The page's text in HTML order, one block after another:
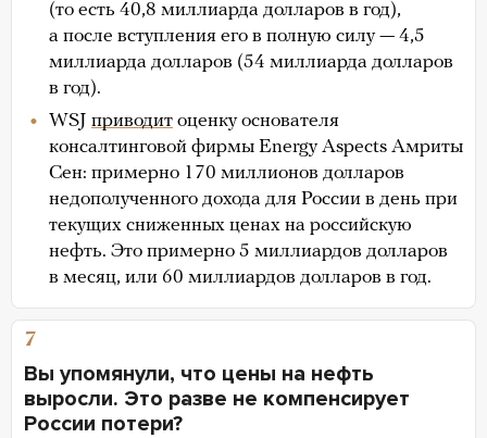
(то есть 40,8 миллиарда долларов в год),
а после вступления его в полную силу — 4,5
миллиарда долларов (54 миллиарда долларов
в год).
WSJ приводит оценку основателя
консалтинговой фирмы Energy Aspects Амриты
Сен: примерно 170 миллионов долларов
недополученного дохода для России в день при
текущих сниженных ценах на российскую
нефть. Это примерно 5 миллиардов долларов
в месяц, или 60 миллиардов долларов в год.
7
Вы упомянули, что цены на нефть
выросли. Это разве не компенсирует
России потери?